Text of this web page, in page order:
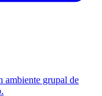
ambiente grupal de